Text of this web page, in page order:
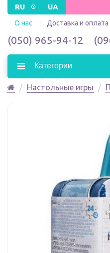
RU UA
О нас Доставка и оплата
(050) 965-94-12
Категории
Настольные игры